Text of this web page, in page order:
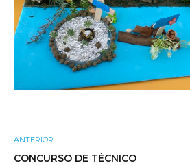
ANTERIOR
CONCURSO DE TÉCNICO